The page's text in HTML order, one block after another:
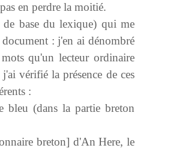
en perdre la moitié.
base du lexique) qui me
: j'en ai dénombré
qu'un lecteur ordinaire
vérifié la présence de ces
:
bleu (dans la partie breton
breton] d'An Here, le